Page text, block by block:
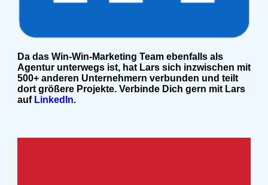
Da das Win-Win-Marketing Team ebenfalls als
Agentur unterwegs ist, hat Lars sich inzwischen mit
500+ anderen Unternehmern verbunden und teilt
dort größere Projekte. Verbinde Dich gern mit Lars
auf LinkedIn.